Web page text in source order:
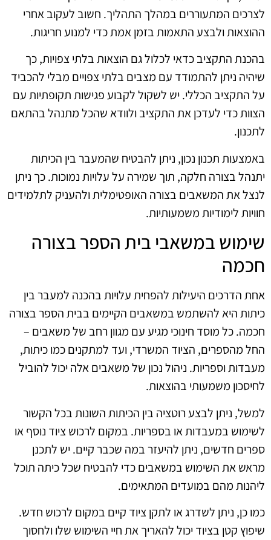
לצרכים המתעוררים במהלך התהליך. חשוב לעקוב אחרי
ההוצאות ולבצע התאמות בזמן אמת כדי למנוע חריגות.
בהכנת התקציב כדאי לכלול גם הוצאות בלתי צפויות, כך
שיהיה ניתן להתמודד עם מצבים בלתי צפויים מבלי להכביד
על התקציב הכללי. יש לשקול לקבוע פגישות תקופתיות עם
הצוות כדי לעדכן את התקציב ולוודא שהכל מתנהל בהתאם
לתכנון.
באמצעות תכנון נכון, ניתן להבטיח שהמעבר בין הכיתות
יתנהל בצורה חלקה, תוך שמירה על עלויות נמוכות. כך ניתן
לנצל את המשאבים בצורה האופטימלית ולהעניק לתלמידים
חוויות לימודיות משמעותיות.
שימוש במשאבי בית הספר בצורה
חכמה
אחת הדרכים היעילות להפחית עלויות בהכנה למעבר בין
כיתות היא להשתמש במשאבים הקיימים בבית הספר בצורה
חכמה. כל מוסד חינוכי מגיע עם מגוון רחב של משאבים –
החל מהספרים, הציוד המשרדי, ועד למתקנים כמו כיתות,
מעבדות וספריות. ניהול נכון של משאבים אלה יכול להוביל
לחיסכון משמעותי בהוצאות.
למשל, ניתן לבצע רוטציה בין הכיתות השונות בכל הקשור
לשימוש במעבדות או בספריות. במקום לרכוש ציוד נוסף או
ספרים חדשים, ניתן להיעזר במה שכבר קיים. יש לתכנן
מראש את השימוש במשאבים כדי להבטיח שכל כיתה תוכל
ליהנות מהם במועדים המתאימים.
כמו כן, ניתן לשדרג או לתקן ציוד קיים במקום לרכוש חדש.
שיפוץ קטן בציוד יכול להאריך את חיי השימוש שלו ולחסוך